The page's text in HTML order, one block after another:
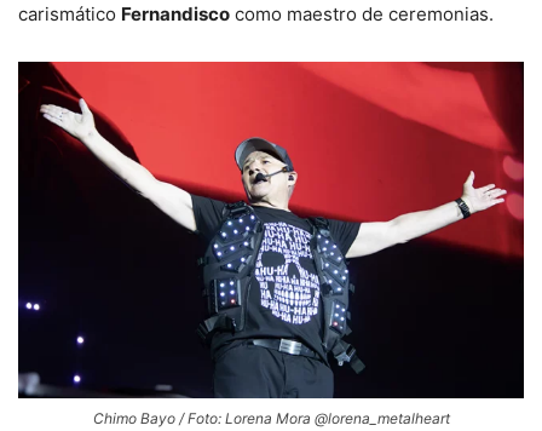
carismático Fernandisco como maestro de ceremonias.
Chimo Bayo / Foto: Lorena Mora @lorena_metalheart